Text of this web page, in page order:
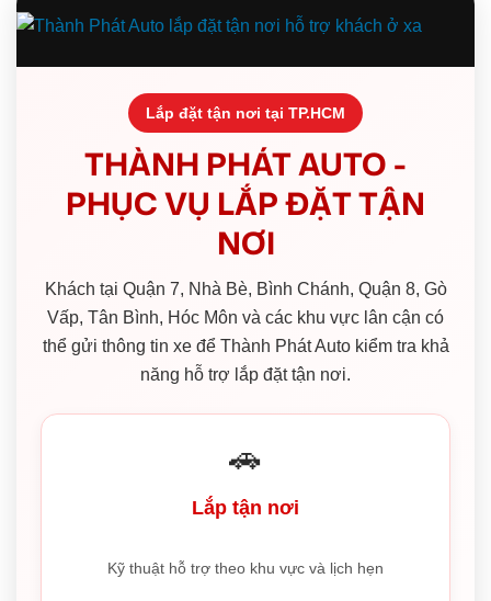
Lắp đặt tận nơi tại TP.HCM
THÀNH PHÁT AUTO -
PHỤC VỤ LẮP ĐẶT TẬN
NƠI
Khách tại Quận 7, Nhà Bè, Bình Chánh, Quận 8, Gò
Vấp, Tân Bình, Hóc Môn và các khu vực lân cận có
thể gửi thông tin xe để Thành Phát Auto kiểm tra khả
năng hỗ trợ lắp đặt tận nơi.
🚗
Lắp tận nơi
Kỹ thuật hỗ trợ theo khu vực và lịch hẹn